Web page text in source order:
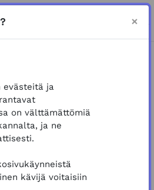
VAIHDA
Kirjaudu
kestävä käyttö
kestävä
!
×
evästeitä ja
on välttämättömiä
ja ne
kävijä voitaisiin